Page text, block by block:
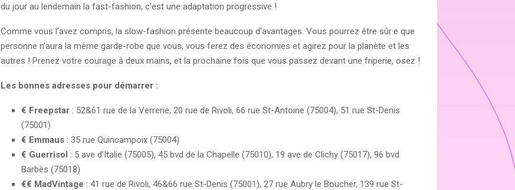
du jour au lendemain la fast-fashion, c’est une adaptation progressive !
Comme vous l’avez compris, la slow-fashion présente beaucoup d’avantages. Vous pourrez être sûr·e que
personne n’aura la même garde-robe que vous, vous ferez des économies et agirez pour la planète et les
autres ! Prenez votre courage à deux mains, et la prochaine fois que vous passez devant une friperie, osez !
Les bonnes adresses pour démarrer :
€ Freepstar : 52&61 rue de la Verrerie, 20 rue de Rivoli, 66 rue St-Antoine (75004), 51 rue St-Denis
(75001)
€ Emmaus : 35 rue Quincampoix (75004)
€ Guerrisol : 5 ave d’Italie (75005), 45 bvd de la Chapelle (75010), 19 ave de Clichy (75017), 96 bvd
Barbès (75018)
€€ MadVintage : 41 rue de Rivoli, 46&66 rue St-Denis (75001), 27 rue Aubry le Boucher, 139 rue St-